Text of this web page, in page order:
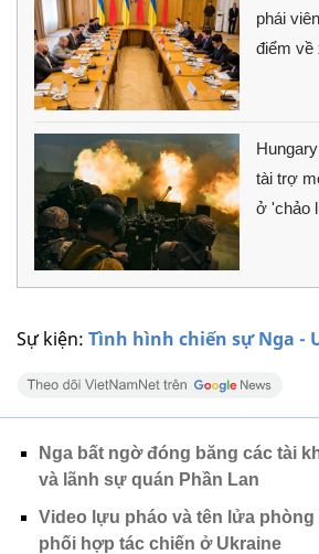
Sự kiện: Tình hình chiến sự Nga -
phái
điểm về
tài trợ
ở 'chảo
Nga bất ngờ đóng băng các tài
và lãnh sự quán Phần Lan
Video lựu pháo và tên lửa
phối hợp tác chiến ở Ukraine